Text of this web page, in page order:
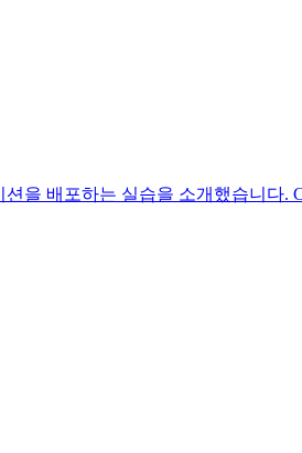
을 배포하는 실습을 소개했습니다.